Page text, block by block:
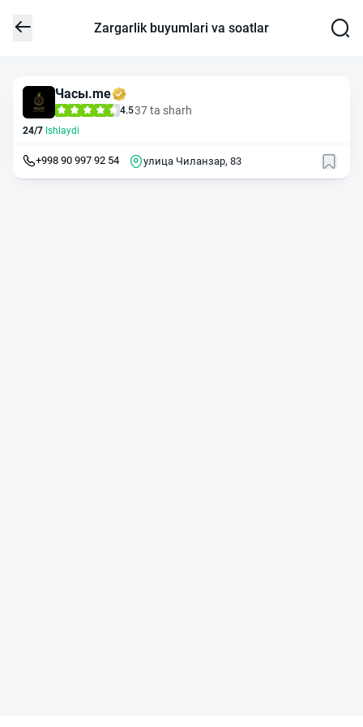
Zargarlik buyumlari va soatlar
Часы.me
4.537 ta sharh
24/7 Ishlaydi
+998 90 997 92 54 улица Чиланзар, 83